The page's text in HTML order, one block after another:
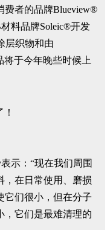
费者的品牌Blueview®
料品牌Soleic®开发
层织物和由
将于今年晚些时候上
示：“现在我们周围
，在日常使用、磨损
它们很小，但在分子
，它们是最难清理的